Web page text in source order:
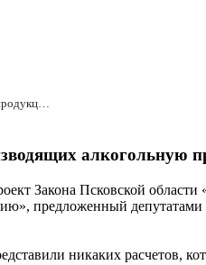
Депутаты Псковского областного Собрания сохранили государственную поддержку для предприятий, производящих алкогольную продукцию.
алкогольную
Закона Псковской области
предложенный
никаких расчетов,